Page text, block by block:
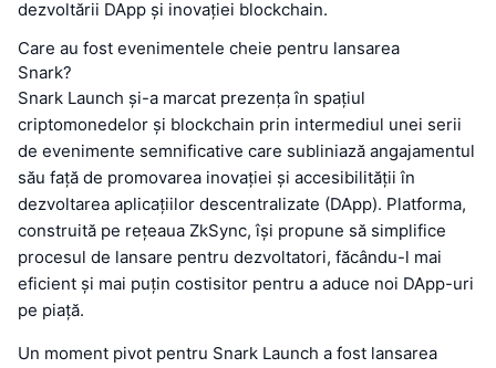
dezvoltării DApp și inovației blockchain.
Care au fost evenimentele cheie pentru lansarea
Snark?
Snark Launch și-a marcat prezența în spațiul
criptomonedelor și blockchain prin intermediul unei serii
de evenimente semnificative care subliniază angajamentul
său față de promovarea inovației și accesibilității în
dezvoltarea aplicațiilor descentralizate (DApp). Platforma,
construită pe rețeaua ZkSync, își propune să simplifice
procesul de lansare pentru dezvoltatori, făcându-l mai
eficient și mai puțin costisitor pentru a aduce noi DApp-uri
pe piață.
Un moment pivot pentru Snark Launch a fost lansarea